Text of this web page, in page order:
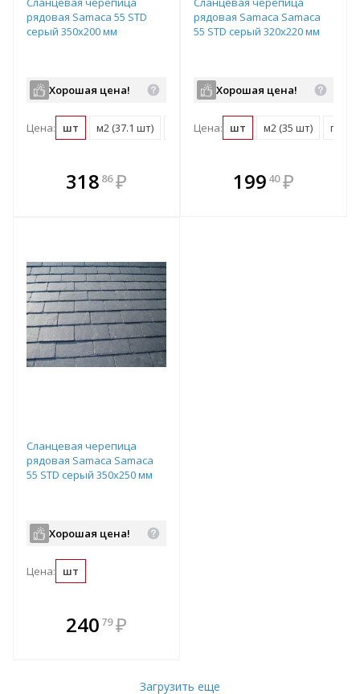
рядовая Samaca 55 STD
серый 350х200 мм
Хорошая цена!
Цена: шт м2 (37.1 шт) поддон (1450 шт)
318 86 ₽
В комплекте
всегда выгоднее!
рядовая Samaca Samaca
55 STD серый 320х220 мм
Хорошая цена!
Цена: шт м2 (35 шт)
В комплекте
всегда выгоднее!
199 40 ₽
Сланцевая черепица
рядовая Samaca Samaca
55 STD серый 350х250 мм
Хорошая цена!
Цена: шт
240 79 ₽
Загрузить еще